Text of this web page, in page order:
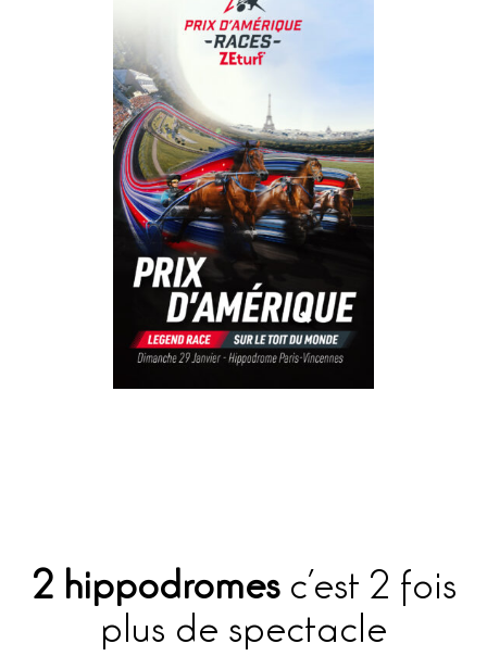
2 hippodromesc’est 2 fois
plus de spectacle